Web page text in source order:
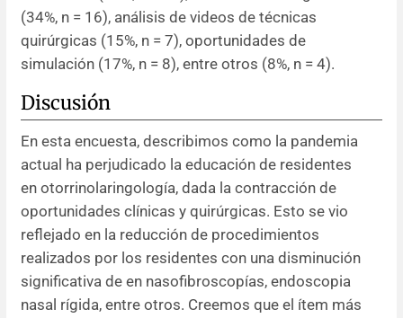
(34%, n = 16), análisis de videos de técnicas
quirúrgicas (15%, n = 7), oportunidades de
simulación (17%, n = 8), entre otros (8%, n = 4).
Discusión
En esta encuesta, describimos como la pandemia
actual ha perjudicado la educación de residentes
en otorrinolaringología, dada la contracción de
oportunidades clínicas y quirúrgicas. Esto se vio
reflejado en la reducción de procedimientos
realizados por los residentes con una disminución
significativa de en nasofibroscopías, endoscopia
nasal rígida, entre otros. Creemos que el ítem más